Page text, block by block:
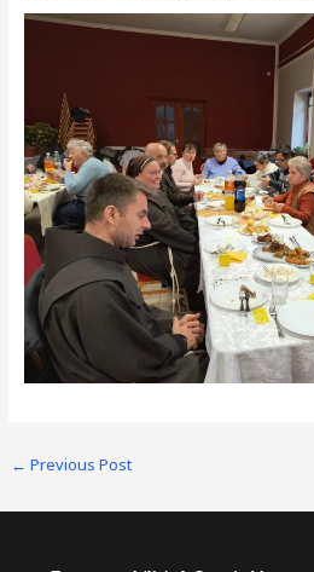
Post
← Previous Post